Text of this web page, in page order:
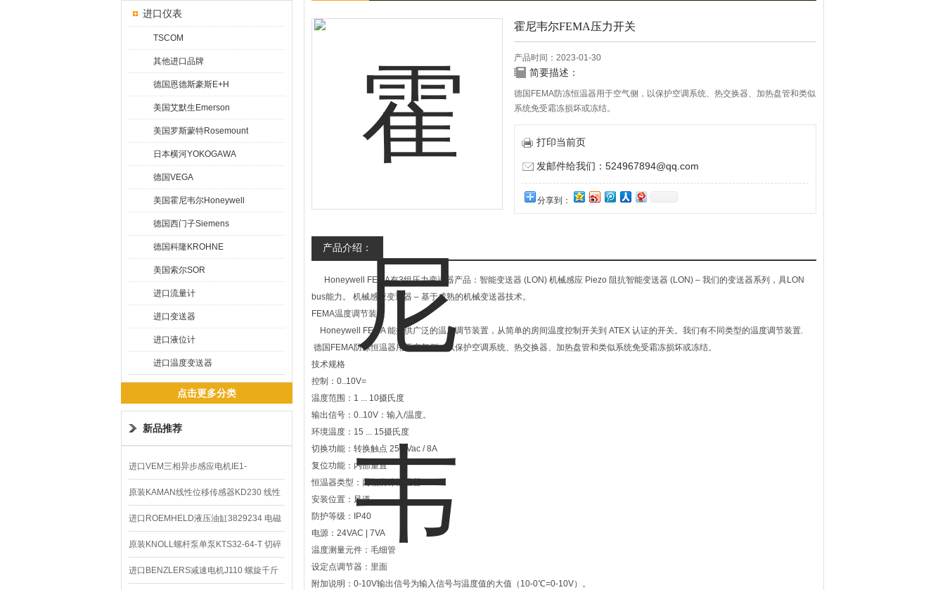
进口仪表
TSCOM
其他进口品牌
德国恩德斯豪斯E+H
美国艾默生Emerson
美国罗斯蒙特Rosemount
日本横河YOKOGAWA
德国VEGA
美国霍尼韦尔Honeywell
德国西门子Siemens
德国科隆KROHNE
美国索尔SOR
进口流量计
进口变送器
进口液位计
进口温度变送器
点击更多分类
新品推荐
进口VEM三相异步感应电机IE1-
K21R80G4马达
原装KAMAN线性位移传感器KD230 线性
编码器
进口ROEMHELD液压油缸3829234 电磁
阀定位器
原装KNOLL螺杆泵单泵KTS32-64-T 切碎
排屑机
进口BENZLERS减速电机J110 螺旋千斤
霍尼韦尔FEMA压力开关
产品时间：2023-01-30
简要描述：
德国FEMA防冻恒温器用于空气侧，以保护空调系统、热交换器、加热盘管和类似
系统免受霜冻损坏或冻结。
打印当前页
发邮件给我们：524967894@qq.com
分享到：
产品介绍：
Honeywell FEMA有3组压力变送器产品：智能变送器 (LON) 机械感应 Piezo 阻抗智能变送器 (LON) – 我们的变送器系列，具LON
bus能力。 机械感应变送器 – 基于成熟的机械变送器技术。
FEMA温度调节装置
Honeywell FEMA 能提供广泛的温度调节装置，从简单的房间温度控制开关到 ATEX 认证的开关。我们有不同类型的温度调节装置.
德国FEMA防冻恒温器用于空气侧，以保护空调系统、热交换器、加热盘管和类似系统免受霜冻损坏或冻结。
技术规格
控制：0..10V=
温度范围：1 ... 10摄氏度
输出信号：0..10V：输入/温度。
环境温度：15 ... 15摄氏度
切换功能：转换触点 250 Vac / 8A
复位功能：内部重置
恒温器类型：两相防冻恒温器
安装位置：风道
防护等级：IP40
电源：24VAC | 7VA
温度测量元件：毛细管
设定点调节器：里面
附加说明：0-10V输出信号为输入信号与温度值的大值（10-0℃=0-10V）。